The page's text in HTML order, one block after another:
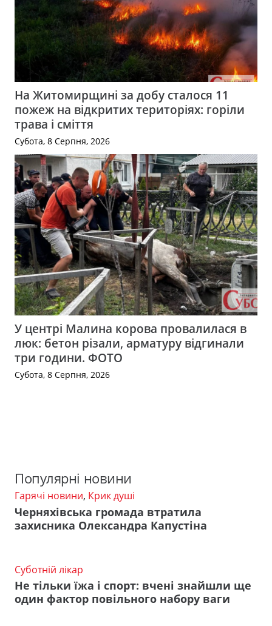
На Житомирщині за добу сталося 11
пожеж на відкритих територіях: горіли
трава і сміття
Субота, 8 Серпня, 2026
У центрі Малина корова провалилася в
люк: бетон різали, арматуру відгинали
три години. ФОТО
Субота, 8 Серпня, 2026
Популярні новини
Гарячі новини, Крик душі
Черняхівська громада втратила
захисника Олександра Капустіна
Суботній лікар
Не тільки їжа і спорт: вчені знайшли ще
один фактор повільного набору ваги